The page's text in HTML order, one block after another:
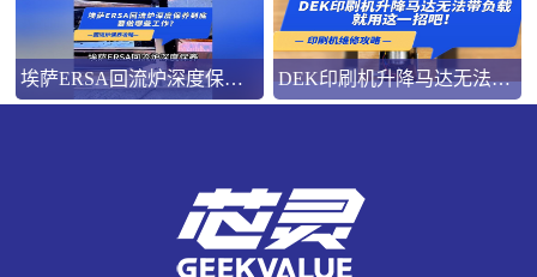
埃萨ERSA回流炉深度保养，到底要做哪些工作？ DEK印刷机升降马达无法带负载就用这一招吧！